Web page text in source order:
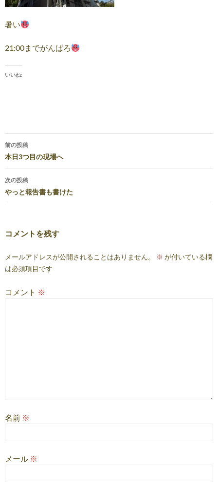
暑い
21:00までがんばろ
いいね:
投
稿
ナ
ビ
ョ
前の投稿
本日3つ目の現場へ
次の投稿
やっと報告書も書けた
コメントを残す
メールアドレスが公開されることはありません。 ※ が付いている欄
は必須項目です
コメント ※
名前 ※
メール ※